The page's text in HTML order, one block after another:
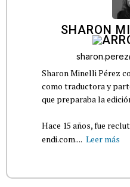
SHARON
Sharon Minelli Pérez
como traductora y
que preparaba la
Hace 15 años, fue
endi.com.... Leer más